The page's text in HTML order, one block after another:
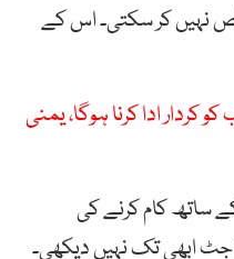
نہیں کر سکتی۔ اس کے
ادا کرنا ہوگا، یمنی
ساتھ کام کرنے کی
ابھی تک نہیں دیکھی۔